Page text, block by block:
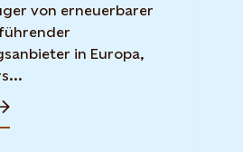
von erneuerbarer
in Europa,